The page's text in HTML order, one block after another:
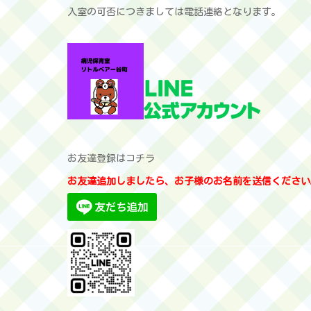
入室の可否につきましては電話連絡となります。
お友達登録はコチラ
お友達追加しましたら、お子様のお名前を送信くださ